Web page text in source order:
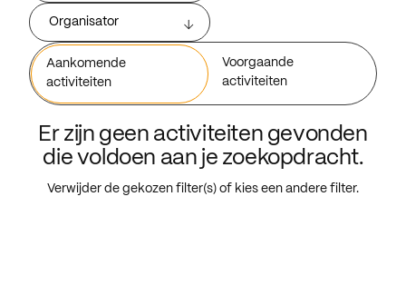
Organisator
Aankomende
activiteiten
Voorgaande
activiteiten
Er zijn geen activiteiten gevonden
die voldoen aan je zoekopdracht.
Verwijder de gekozen filter(s) of kies een andere filter.